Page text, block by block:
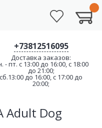
+73812516095
Доставка заказов:
- пт. с 13:00 до 16:00, с 18:00
до 21:00;
сб.13:00 до 16:00, с 17:00 до
20:00;
Adult Dog